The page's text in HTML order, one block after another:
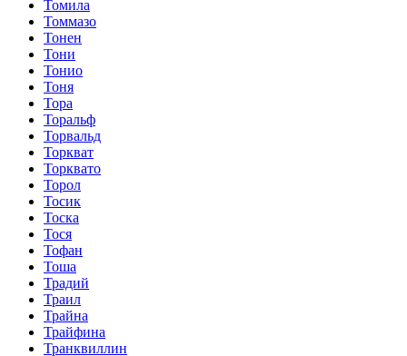
Томила
Томмазо
Тонен
Тони
Тонио
Тоня
Тора
Торальф
Торвальд
Торкват
Торквато
Торол
Тосик
Тоска
Тося
Тофан
Тоша
Традий
Траил
Трайна
Трайфина
Транквиллин